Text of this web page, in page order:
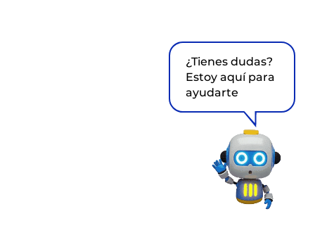
¿Tienes dudas?
Estoy aquí para
ayudarte